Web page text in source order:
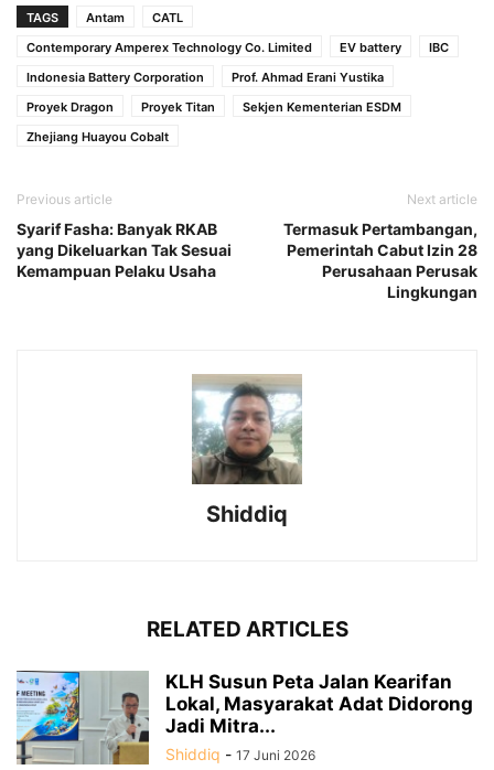
TAGS Antam
CATL
Contemporary Amperex Technology Co. Limited
EV battery
IBC
Indonesia Battery Corporation
Prof. Ahmad Erani Yustika
Proyek Dragon
Proyek Titan
Sekjen Kementerian ESDM
Zhejiang Huayou Cobalt
Previous article
Syarif Fasha: Banyak RKAB
yang Dikeluarkan Tak Sesuai
Kemampuan Pelaku Usaha
Next article
Termasuk Pertambangan,
Pemerintah Cabut Izin 28
Perusahaan Perusak
Lingkungan
Shiddiq
RELATED ARTICLES
KLH Susun Peta Jalan Kearifan
Lokal, Masyarakat Adat Didorong
Jadi Mitra...
Shiddiq - 17 Juni 2026